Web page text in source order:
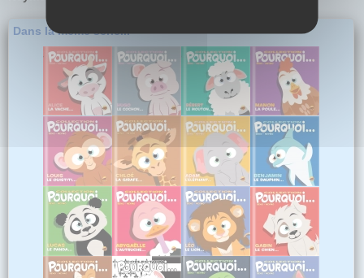
Dans la même série...